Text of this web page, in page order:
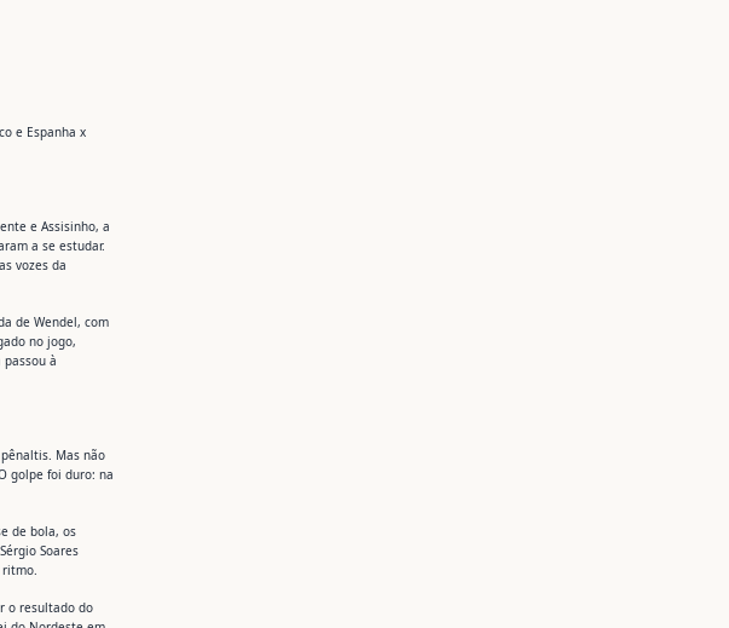
e Espanha x
e Assisinho, a
a se estudar.
vozes da
de Wendel, com
no jogo,
à
Mas não
golpe foi duro: na
de bola, os
Soares
ritmo.
o resultado do